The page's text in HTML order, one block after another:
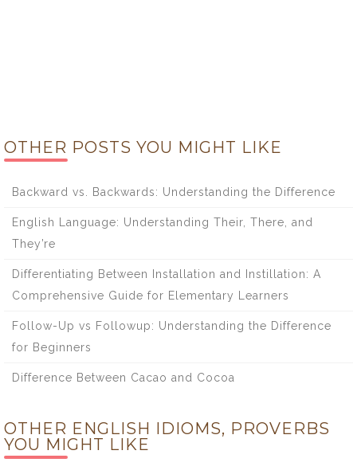
OTHER POSTS YOU MIGHT LIKE
Backward vs. Backwards: Understanding the Difference
English Language: Understanding Their, There, and
They’re
Differentiating Between Installation and Instillation: A
Comprehensive Guide for Elementary Learners
Follow-Up vs Followup: Understanding the Difference
for Beginners
Difference Between Cacao and Cocoa
OTHER ENGLISH IDIOMS, PROVERBS
YOU MIGHT LIKE